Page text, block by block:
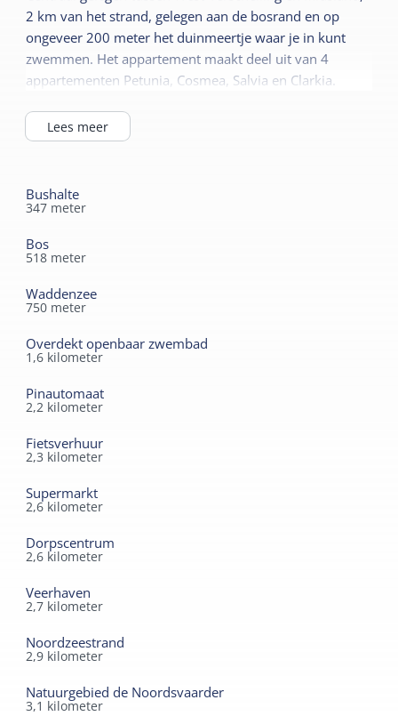
Huisdiervrij
Slaapkamer begane
grond
Centrale verwarming
Rookvrij
Wifi privé
Sanitair
Badkamer begane grond
Douche
Parkeerterrein
Speelveld
Wasfaciliteiten
2 km van het strand, gelegen aan de bosrand en op
ongeveer 200 meter het duinmeertje waar je in kunt
zwemmen. Het appartement maakt deel uit van 4
appartementen Petunia, Cosmea, Salvia en Clarkia.
Lees meer
Bushalte
347 meter
Bos
518 meter
Waddenzee
750 meter
Overdekt openbaar zwembad
1,6 kilometer
Pinautomaat
2,2 kilometer
Fietsverhuur
2,3 kilometer
Supermarkt
2,6 kilometer
Dorpscentrum
2,6 kilometer
Veerhaven
2,7 kilometer
Noordzeestrand
2,9 kilometer
Natuurgebied de Noordsvaarder
3,1 kilometer